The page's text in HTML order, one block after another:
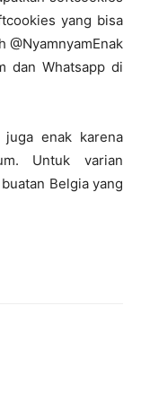
yang bisa
@NyamnyamEnak
dan Whatsapp di
juga enak karena
Untuk varian
Belgia yang